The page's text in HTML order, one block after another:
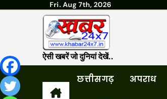
Fri. Aug 7th, 2026
ऐसी खबरें जो दुनियां देखें..
छत्तीसगढ़ अपराध